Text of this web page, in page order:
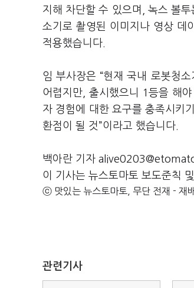
지해 차단할 수 있으며, 녹스 볼
소기로 촬영된 이미지나 영상 데
적용했습니다.
임 부사장은 “현재 국내 로봇청
어렵지만, 출시했으니 1등을 해
자 경험에 대한 요구를 충족시키
환점이 될 것”이라고 했습니다.
백아란 기자
이 기사는 뉴스토마토 보도준칙
ⓒ 맛있는 뉴스토마토, 무단 전재 - 재
관련기사